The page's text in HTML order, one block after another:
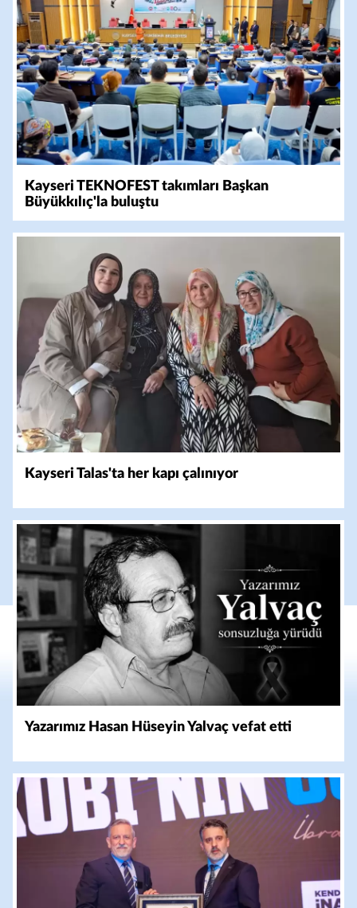
Kayseri TEKNOFEST takımları Başkan
Büyükkılıç'la buluştu
Kayseri Talas'ta her kapı çalınıyor
Yazarımız Hasan Hüseyin Yalvaç vefat etti